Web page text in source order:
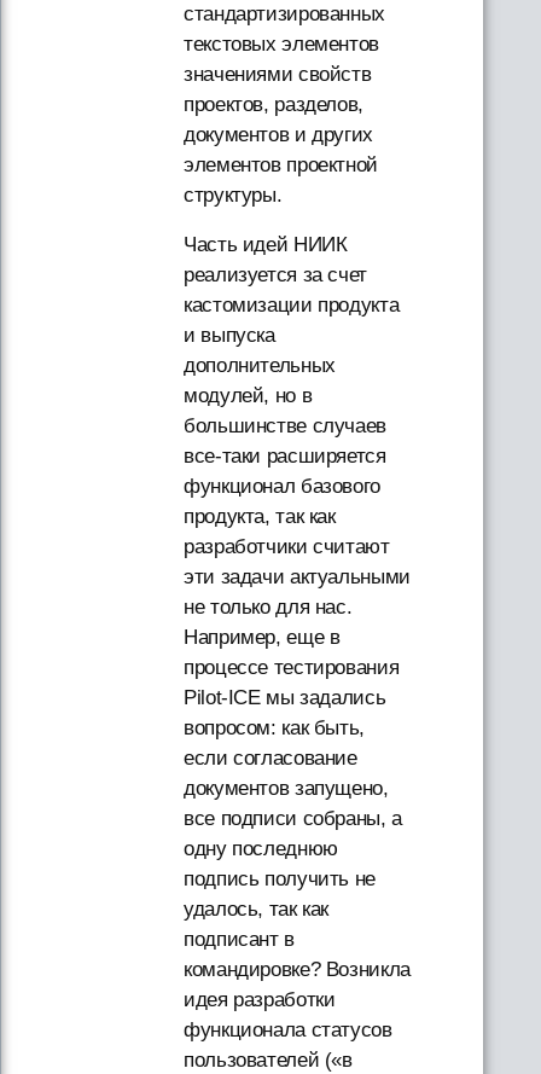
стандартизированных
текстовых элементов
значениями свойств
проектов, разделов,
документов и других
элементов проектной
структуры.
Часть идей НИИК
реализуется за счет
кастомизации продукта
и выпуска
дополнительных
модулей, но в
большинстве случаев
все-таки расширяется
функционал базового
продукта, так как
разработчики считают
эти задачи актуальными
не только для нас.
Например, еще в
процессе тестирования
Pilot-ICE мы задались
вопросом: как быть,
если согласование
документов запущено,
все подписи собраны, а
одну последнюю
подпись получить не
удалось, так как
подписант в
командировке? Возникла
идея разработки
функционала статусов
пользователей («в